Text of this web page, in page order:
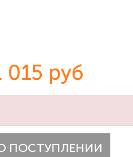
015 руб
ПОСТУПЛЕНИИ